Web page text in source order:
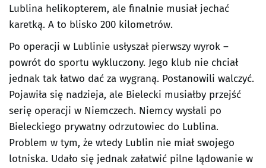
Lublina helikopterem, ale finalnie musiał jechać
karetką. A to blisko 200 kilometrów.
Po operacji w Lublinie usłyszał pierwszy wyrok –
powrót do sportu wykluczony. Jego klub nie chciał
jednak tak łatwo dać za wygraną. Postanowili walczyć.
Pojawiła się nadzieja, ale Bielecki musiałby przejść
serię operacji w Niemczech. Niemcy wysłali po
Bieleckiego prywatny odrzutowiec do Lublina.
Problem w tym, że wtedy Lublin nie miał swojego
lotniska. Udało się jednak załatwić pilne lądowanie w